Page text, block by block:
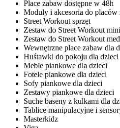
Place zabaw dostępne w 48h
Moduły i akcesoria do placów
Street Workout sprzęt
Zestaw do Street Workout mini
Zestaw do Street Workout
Wewnętrzne place zabaw dla
Huśtawki do pokoju dla dzieci
Meble piankowe dla dzieci
Fotele piankowe dla dzieci
Sofy piankowe dla dzieci
Zestawy piankowe dla dzieci
Suche baseny z kulkami dla
Tablice manipulacyjne i
Masterkidz